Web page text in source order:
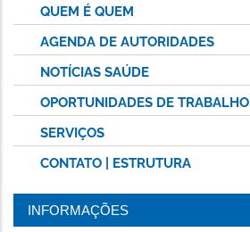
QUEM É QUEM
AGENDA DE AUTORIDADES
NOTÍCIAS SAÚDE
OPORTUNIDADES DE TRABALHO
SERVIÇOS
CONTATO | ESTRUTURA
INFORMAÇÕES